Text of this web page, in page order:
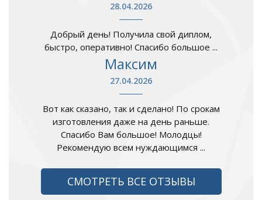
28.04.2026
Добрый день! Получила свой диплом,
быстро, оперативно! Спасибо большое ...
Максим
27.04.2026
Вот как сказано, так и сделано! По срокам
изготовления даже на день раньше.
Спасибо Вам большое! Молодцы!
Рекомендую всем нуждающимся ...
СМОТРЕТЬ ВСЕ ОТЗЫВЫ